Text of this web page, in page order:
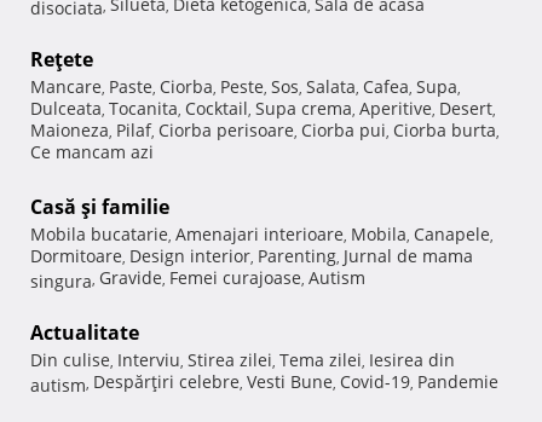
disociata, Silueta, Dieta ketogenica, Sala de acasa
Reţete
Mancare, Paste, Ciorba, Peste, Sos, Salata, Cafea, Supa,
Dulceata, Tocanita, Cocktail, Supa crema, Aperitive, Desert,
Maioneza, Pilaf, Ciorba perisoare, Ciorba pui, Ciorba burta,
Ce mancam azi
Casă şi familie
Mobila bucatarie, Amenajari interioare, Mobila, Canapele,
Dormitoare, Design interior, Parenting, Jurnal de mama
singura, Gravide, Femei curajoase, Autism
Actualitate
Din culise, Interviu, Stirea zilei, Tema zilei, Iesirea din
autism, Despărţiri celebre, Vesti Bune, Covid-19, Pandemie